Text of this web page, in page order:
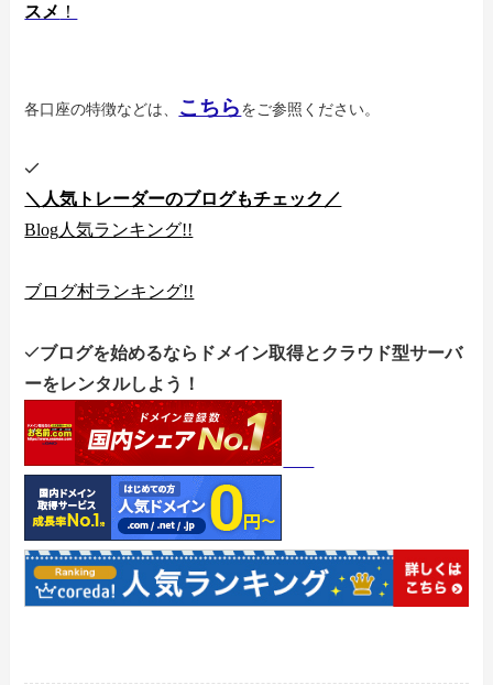
スメ ！
各口座の特徴などは、 こちら をご参照ください。
＼人気トレーダーのブログもチェック／
Blog人気ランキング!!
ブログ村ランキング!!
ブログを始めるならドメイン取得とクラウド型サーバ
ーをレンタルしよう！